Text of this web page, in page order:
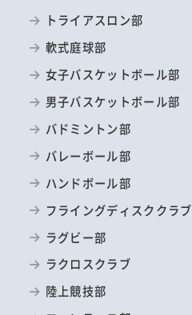
トライアスロン部
軟式庭球部
女子バスケットボール部
男子バスケットボール部
バドミントン部
バレーボール部
ハンドボール部
フライングディスククラブ
ラグビー部
ラクロスクラブ
陸上競技部